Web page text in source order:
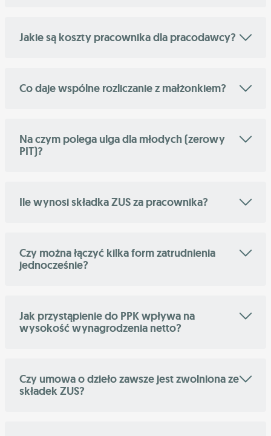
Jakie są koszty pracownika dla pracodawcy?
Co daje wspólne rozliczanie z małżonkiem?
Na czym polega ulga dla młodych (zerowy
PIT)?
Ile wynosi składka ZUS za pracownika?
Czy można łączyć kilka form zatrudnienia
jednocześnie?
Jak przystąpienie do PPK wpływa na
wysokość wynagrodzenia netto?
Czy umowa o dzieło zawsze jest zwolniona ze
składek ZUS?